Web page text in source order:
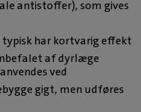
antistoffer), som gives
har kortvarig effekt
af dyrlæge
ved
gigt, men udføres